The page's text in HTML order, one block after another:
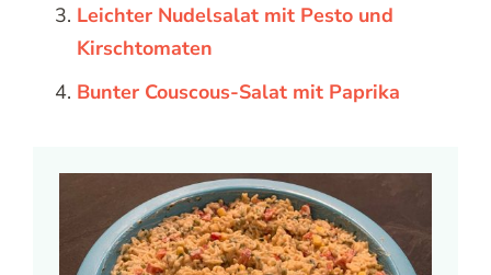
Leichter Nudelsalat mit Pesto und
Kirschtomaten
Bunter Couscous-Salat mit Paprika